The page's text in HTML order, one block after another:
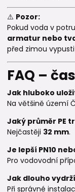
⚠️ Pozor:
Pokud voda v
armatur nebo
před zimou
FAQ –
Jak hluboko
Na většině území
Jaký průměr PE
Nejčastěji 32 mm.
Je lepší PN10
Pro vodovodní
Jak dlouho
Při správné